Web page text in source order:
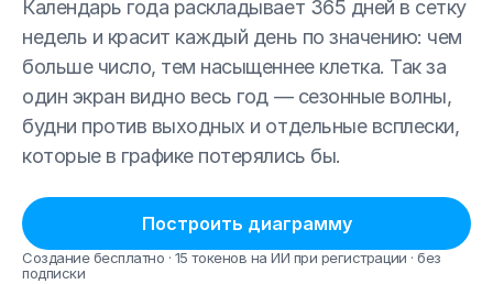
Календарь года раскладывает 365 дней в сетку
недель и красит каждый день по значению: чем
больше число, тем насыщеннее клетка. Так за
один экран видно весь год — сезонные волны,
будни против выходных и отдельные всплески,
которые в графике потерялись бы.
Построить диаграмму
Создание бесплатно · 15 токенов на ИИ при регистрации · без
подписки